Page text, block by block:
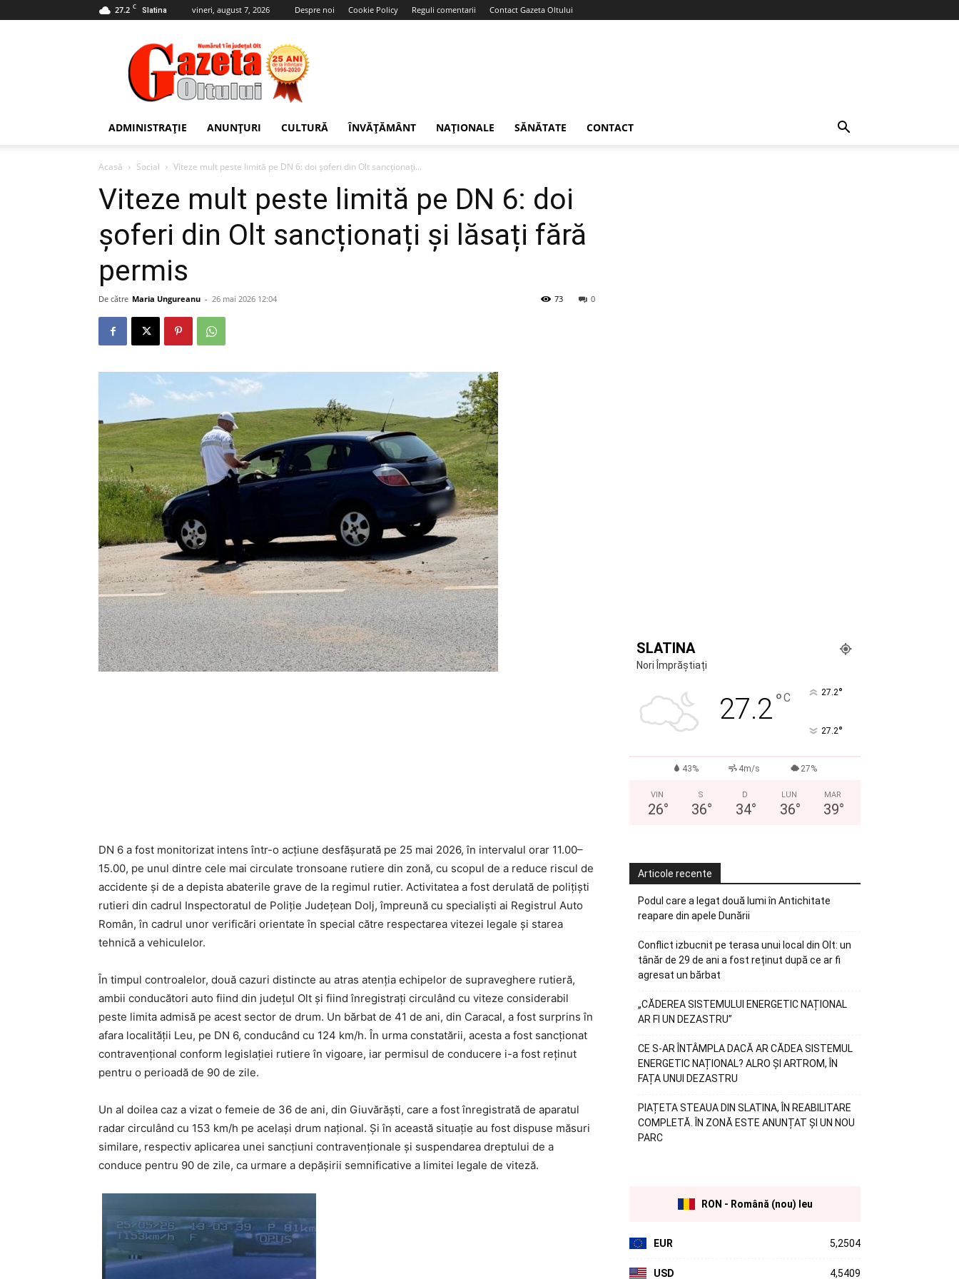
27.2 C Slatina vineri, august 7, 2026 Despre noi Cookie Policy Reguli comentarii Contact Gazeta Oltului
Gazeta
Oltului
ADMINISTRAȚIE ANUNȚURI CULTURĂ ÎNVĂȚĂMÂNT NAȚIONALE SĂNĂTATE CONTACT
Acasă Social Viteze mult peste limită pe DN 6: doi șoferi din Olt sancționați...
Viteze mult peste limită pe DN 6: doi
șoferi din Olt sancționați și lăsați fără
permis
De către Maria Ungureanu - 26 mai 2026 12:04 0
73
DN 6 a fost monitorizat intens într-o acțiune desfășurată pe 25 mai 2026, în intervalul orar 11.00–
15.00, pe unul dintre cele mai circulate tronsoane rutiere din zonă, cu scopul de a reduce riscul de
accidente și de a depista abaterile grave de la regimul rutier. Activitatea a fost derulată de polițiști
rutieri din cadrul Inspectoratul de Poliție Județean Dolj, împreună cu specialiști ai Registrul Auto
Român, în cadrul unor verificări orientate în special către respectarea vitezei legale și starea
tehnică a vehiculelor.
În timpul controalelor, două cazuri distincte au atras atenția echipelor de supraveghere rutieră,
ambii conducători auto fiind din județul Olt și fiind înregistrați circulând cu viteze considerabil
peste limita admisă pe acest sector de drum. Un bărbat de 41 de ani, din Caracal, a fost surprins în
afara localității Leu, pe DN 6, conducând cu 124 km/h. În urma constatării, acesta a fost sancționat
contravențional conform legislației rutiere în vigoare, iar permisul de conducere i-a fost reținut
pentru o perioadă de 90 de zile.
Un al doilea caz a vizat o femeie de 36 de ani, din Giuvărăști, care a fost înregistrată de aparatul
radar circulând cu 153 km/h pe același drum național. Și în această situație au fost dispuse măsuri
similare, respectiv aplicarea unei sancțiuni contravenționale și suspendarea dreptului de a
conduce pentru 90 de zile, ca urmare a depășirii semnificative a limitei legale de viteză.
SLATINA
Nori Împrăștiați
27.2°C 27.2°
27.2°
43% 4m/s 27%
VIN
26°
S
36°
D
34°
LUN
36°
MAR
39°
Articole recente
Podul care a legat două lumi în Antichitate
reapare din apele Dunării
Conflict izbucnit pe terasa unui local din Olt: un
tânăr de 29 de ani a fost reținut după ce ar fi
agresat un bărbat
„CĂDEREA SISTEMULUI ENERGETIC NAȚIONAL
AR FI UN DEZASTRU”
CE S-AR ÎNTÂMPLA DACĂ AR CĂDEA SISTEMUL
ENERGETIC NAȚIONAL? ALRO ȘI ARTROM, ÎN
FAȚA UNUI DEZASTRU
PIAȚETA STEAUA DIN SLATINA, ÎN REABILITARE
COMPLETĂ. ÎN ZONĂ ESTE ANUNȚAT ȘI UN NOU
PARC
RON - Română (nou) leu
EUR 5,2504
USD 4,5409